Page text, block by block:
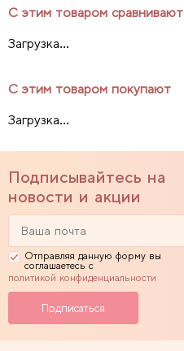
С этим товаром сравнивают
Загрузка...
С этим товаром покупают
Загрузка...
Подписывайтесь на
новости и акции
Отправляя данную форму вы
соглашаетесь с
политикой конфиденциальности